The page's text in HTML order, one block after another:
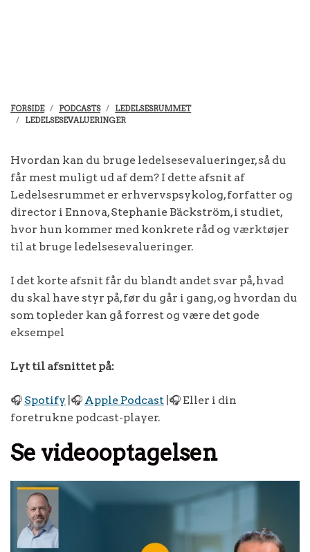
FORSIDE PODCASTS
LEDELSESRUMMET
LEDELSESEVALUERINGER
Hvordan kan du bruge ledelsesevalueringer, så du
får mest muligt ud af dem? I dette afsnit af
Ledelsesrummet er erhvervspsykolog, forfatter og
director i Ennova, Stephanie Bäckström, i studiet,
hvor hun kommer med konkrete råd og værktøjer
til at bruge ledelsesevalueringer.
I det korte afsnit får du blandt andet svar på, hvad
du skal have styr på, før du går i gang, og hvordan du
som topleder kan gå forrest og være det gode
eksempel
Lyt til afsnittet på:
🎧 Spotify |🎧 Apple Podcast |🎧 Eller i din
foretrukne podcast-player.
Se videooptagelsen